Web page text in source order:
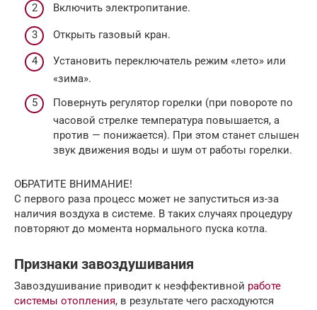
Включить электропитание.
Открыть газовый кран.
Установить переключатель режим «лето» или
«зима».
Повернуть регулятор горелки (при повороте по
часовой стрелке температура повышается, а
против — понижается). При этом станет слышен
звук движения воды и шум от работы горелки.
ОБРАТИТЕ ВНИМАНИЕ!
С первого раза процесс может не запуститься из-за
наличия воздуха в системе. В таких случаях процедуру
повторяют до момента нормального пуска котла.
Признаки завоздушивания
Завоздушивание приводит к неэффективной работе
системы отопления, в результате чего расходуются